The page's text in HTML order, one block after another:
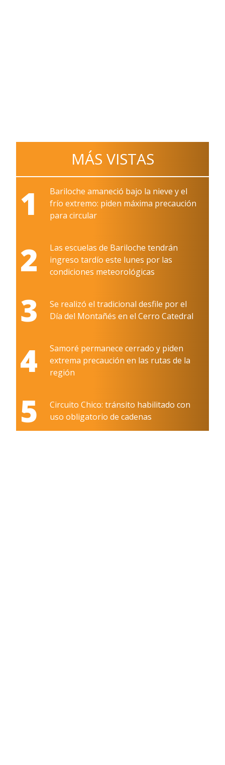
MÁS VISTAS
1
Bariloche amaneció bajo la nieve y el
frío extremo: piden máxima precaución
para circular
2
Las escuelas de Bariloche tendrán
ingreso tardío este lunes por las
condiciones meteorológicas
3
Se realizó el tradicional desfile por el
Día del Montañés en el Cerro Catedral
4
Samoré permanece cerrado y piden
extrema precaución en las rutas de la
región
5
Circuito Chico: tránsito habilitado con
uso obligatorio de cadenas